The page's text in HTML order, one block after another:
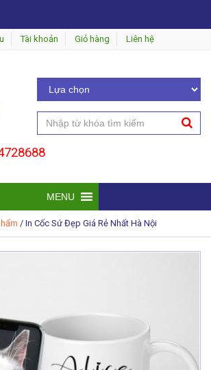
Tài khoản Giỏ hàng Liên hệ
MENU
/ In Cốc Sứ Đẹp Giá Rẻ Nhất Hà Nội